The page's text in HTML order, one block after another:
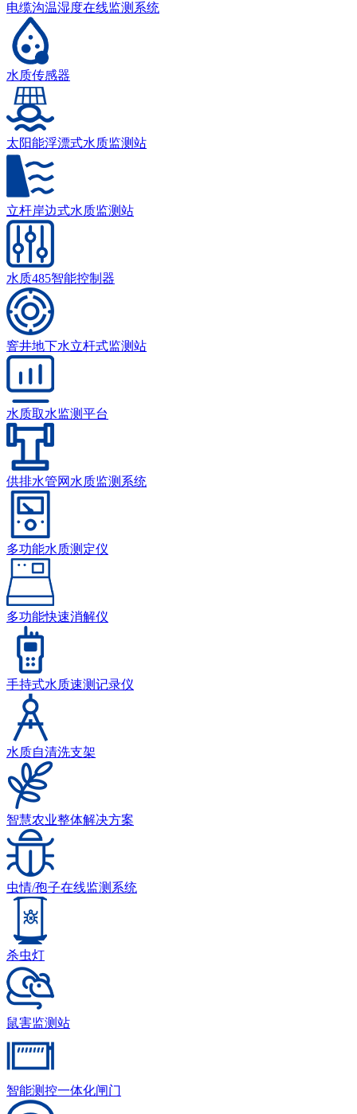
电缆沟温湿度在线监测系统
水质传感器
太阳能浮漂式水质监测站
立杆岸边式水质监测站
水质485智能控制器
窨井地下水立杆式监测站
水质取水监测平台
供排水管网水质监测系统
多功能水质测定仪
多功能快速消解仪
手持式水质速测记录仪
水质自清洗支架
智慧农业整体解决方案
虫情/孢子在线监测系统
杀虫灯
鼠害监测站
智能测控一体化闸门